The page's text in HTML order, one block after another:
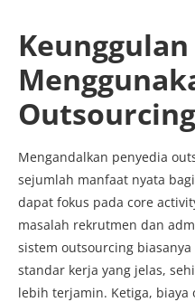
Keunggulan
Outsourcing
Mengandalkan penyedia
sejumlah manfaat nyata
dapat fokus pada core
masalah rekrutmen dan
sistem outsourcing
standar kerja yang jelas,
lebih terjamin. Ketiga, biaya